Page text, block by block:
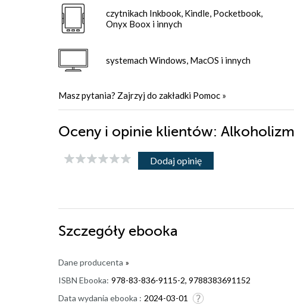
czytnikach Inkbook, Kindle, Pocketbook,
Onyx Boox i innych
systemach Windows, MacOS i innych
Masz pytania? Zajrzyj do zakładki Pomoc »
Oceny i opinie klientów: Alkoholizm
Dodaj opinię
Szczegóły ebooka
Dane producenta »
ISBN Ebooka: 978-83-836-9115-2, 9788383691152
Data wydania ebooka : 2024-03-01